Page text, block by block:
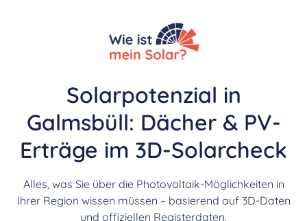
Solarpotenzial in
Galmsbüll: Dächer & PV-
Erträge im 3D-Solarcheck
Alles, was Sie über die Photovoltaik-Möglichkeiten in
Ihrer Region wissen müssen – basierend auf 3D-Daten
und offiziellen Registerdaten.